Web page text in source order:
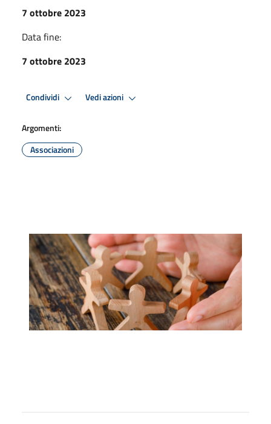
7 ottobre 2023
Data fine:
7 ottobre 2023
Condividi Vedi azioni
Argomenti:
Associazioni